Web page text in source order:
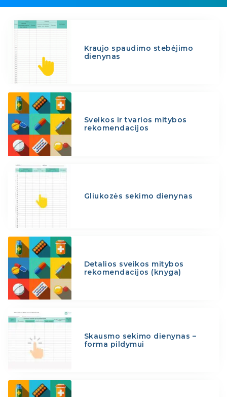
Kraujo spaudimo stebėjimo
dienynas
Sveikos ir tvarios mitybos
rekomendacijos
Gliukozės sekimo dienynas
Detalios sveikos mitybos
rekomendacijos (knyga)
Skausmo sekimo dienynas –
forma pildymui